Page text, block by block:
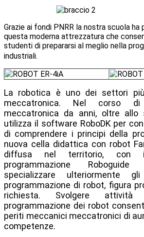
Grazie ai fondi PNRR la nostra scuola
questa moderna attrezzatura che
studenti di prepararsi al meglio nella
industriali.
La robotica è uno dei settori
meccatronica. Nel corso
meccatronica da anni, oltre allo
utilizza il software RoboDK per
di comprendere i principi della
nuova cella didattica con robot
diffusa nel territorio, con
programmazione
specializzare ulteriormente
programmazione di robot, figura
richiesta. Svolgere attività
programmazione dei robot
periti meccanici meccatronici di
competenze.